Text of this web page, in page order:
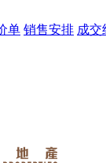
单 销售安排 成交